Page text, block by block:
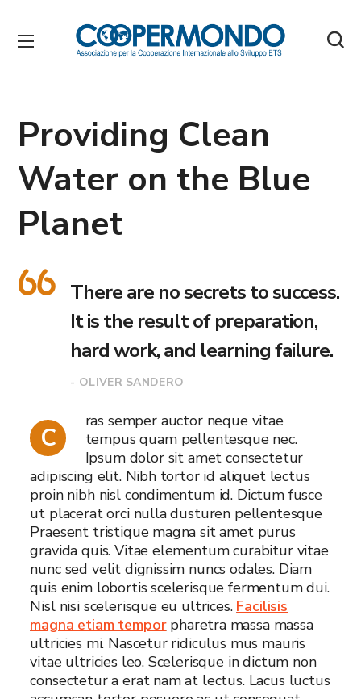
Providing Clean
Water on the Blue
Planet
There are no secrets to success.
It is the result of preparation,
hard work, and learning failure.
- OLIVER SANDERO
C
ras semper auctor neque vitae
tempus quam pellentesque nec.
Ipsum dolor sit amet consectetur
adipiscing elit. Nibh tortor id aliquet lectus
proin nibh nisl condimentum id. Dictum fusce
ut placerat orci nulla dusturen pellentesque
Praesent tristique magna sit amet purus
gravida quis. Vitae elementum curabitur vitae
nunc sed velit dignissim nuncs odales. Diam
quis enim lobortis scelerisque fermentum dui.
Nisl nisi scelerisque eu ultrices. Facilisis
magna etiam temporpharetra massa massa
ultricies mi. Nascetur ridiculus mus mauris
vitae ultricies leo. Scelerisque in dictum non
consectetur a erat nam at lectus. Lacus luctus